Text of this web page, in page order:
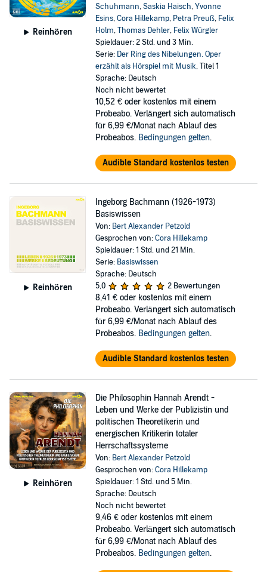
Reinhören
Schuhmann,Saskia Haisch,Yvonne
Esins,Cora Hillekamp, Petra Preuß, Felix
Holm,Thomas Dehler, Felix Würgler
Spieldauer: 2 Std. und 3 Min.
Serie: Der Ring des Nibelungen. Oper
erzählt als Hörspiel mit Musik, Titel 1
Sprache: Deutsch
Noch nicht bewertet
10,52 € oder kostenlos mit einem
Probeabo. Verlängert sich automatisch
für 6,99 €/Monat nach Ablauf des
Probeabos. Bedingungen gelten.
Audible Standard kostenlos testen
Reinhören
Ingeborg Bachmann (1926-1973)
Basiswissen
Von: Bert Alexander Petzold
Gesprochen von:Cora Hillekamp
Spieldauer: 1 Std. und 21 Min.
Serie: Basiswissen
Sprache: Deutsch
5,0
2 Bewertungen
8,41 € oder kostenlos mit einem
Probeabo. Verlängert sich automatisch
für 6,99 €/Monat nach Ablauf des
Probeabos. Bedingungen gelten.
Audible Standard kostenlos testen
Reinhören
Die Philosophin Hannah Arendt -
Leben und Werke der Publizistin und
politischen Theoretikerin und
energischen Kritikerin totaler
Herrschaftssysteme
Von: Bert Alexander Petzold
Gesprochen von:Cora Hillekamp
Spieldauer: 1 Std. und 5 Min.
Sprache: Deutsch
Noch nicht bewertet
9,46 € oder kostenlos mit einem
Probeabo. Verlängert sich automatisch
für 6,99 €/Monat nach Ablauf des
Probeabos. Bedingungen gelten.